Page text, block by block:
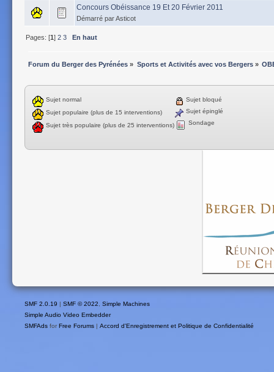
Concours Obéissance 19 Et 20 Février 2011
Démarré par Asticot
Pages: [1]2 3 En haut
Forum du Berger des Pyrénées » Sports et Activités avec vos Bergers»
Sujet normal
Sujet populaire (plus de 15 interventions)
Sujet très populaire (plus de 25 interventions)
Sujet bloqué
Sujet épinglé
Sondage
SMF 2.0.19 | SMF © 2022
Simple Machines
Simple Audio Video Embedder
SMFAds for Free Forums | Accord d'Enregistrement et Politique de Confidentialité